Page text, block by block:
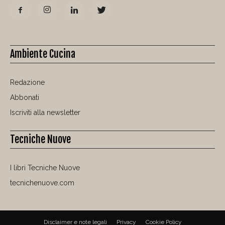
Ambiente Cucina
Redazione
Abbonati
Iscriviti alla newsletter
Tecniche Nuove
I libri Tecniche Nuove
tecnichenuove.com
Disclaimer e note legali Privacy Cookie Policy